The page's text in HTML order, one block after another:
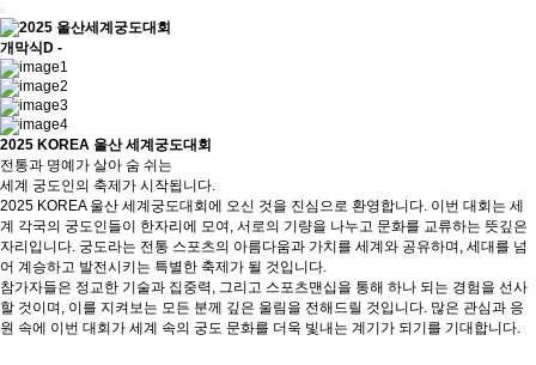
개막식 D -
2025 KOREA 울산 세계궁도대회
전통과 명예가 살아 숨 쉬는
세계 궁도인의 축제가 시작됩니다.
2025 KOREA 울산 세계궁도대회에 오신 것을 진심으로 환영합니다. 이번 대회는 세
계 각국의 궁도인들이 한자리에 모여, 서로의 기량을 나누고 문화를 교류하는 뜻깊은
자리입니다. 궁도라는 전통 스포츠의 아름다움과 가치를 세계와 공유하며, 세대를 넘
어 계승하고 발전시키는 특별한 축제가 될 것입니다.
참가자들은 정교한 기술과 집중력, 그리고 스포츠맨십을 통해 하나 되는 경험을 선사
할 것이며, 이를 지켜보는 모든 분께 깊은 울림을 전해드릴 것입니다. 많은 관심과 응
원 속에 이번 대회가 세계 속의 궁도 문화를 더욱 빛내는 계기가 되기를 기대합니다.